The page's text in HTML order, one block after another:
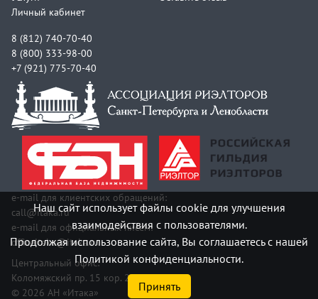
Личный кабинет
8 (812) 740-70-40
8 (800) 333-98-00
+7 (921) 775-70-40
e-mail для клиентских обращений:
call@itaka.ru
e-mail для официальных писем:
officeitaka@itaka.ru
Центральный офис:
Коломяжский пр. 15 кор. 2
© 2026 АН «Итака»
Наш сайт использует файлы cookie для улучшения
взаимодействия с пользователями.
Продолжая использование сайта, Вы соглашаетесь с нашей
Политикой конфиденциальности.
Принять